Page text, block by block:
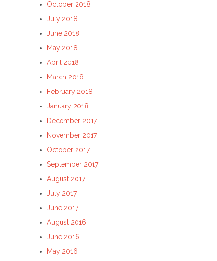
October 2018
July 2018
June 2018
May 2018
April 2018
March 2018
February 2018
January 2018
December 2017
November 2017
October 2017
September 2017
August 2017
July 2017
June 2017
August 2016
June 2016
May 2016